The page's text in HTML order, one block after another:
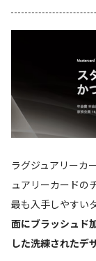
ラグジュアリーカ
ュアリーカードの
最も入手しやすい
面にブラッシュド
した洗練されたデ